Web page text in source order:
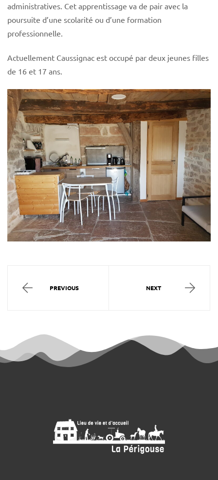
administratives. Cet apprentissage va de pair avec la
poursuite d’une scolarité ou d’une formation
professionnelle.
Actuellement Caussignac est occupé par deux jeunes filles
de 16 et 17 ans.
PREVIOUS NEXT